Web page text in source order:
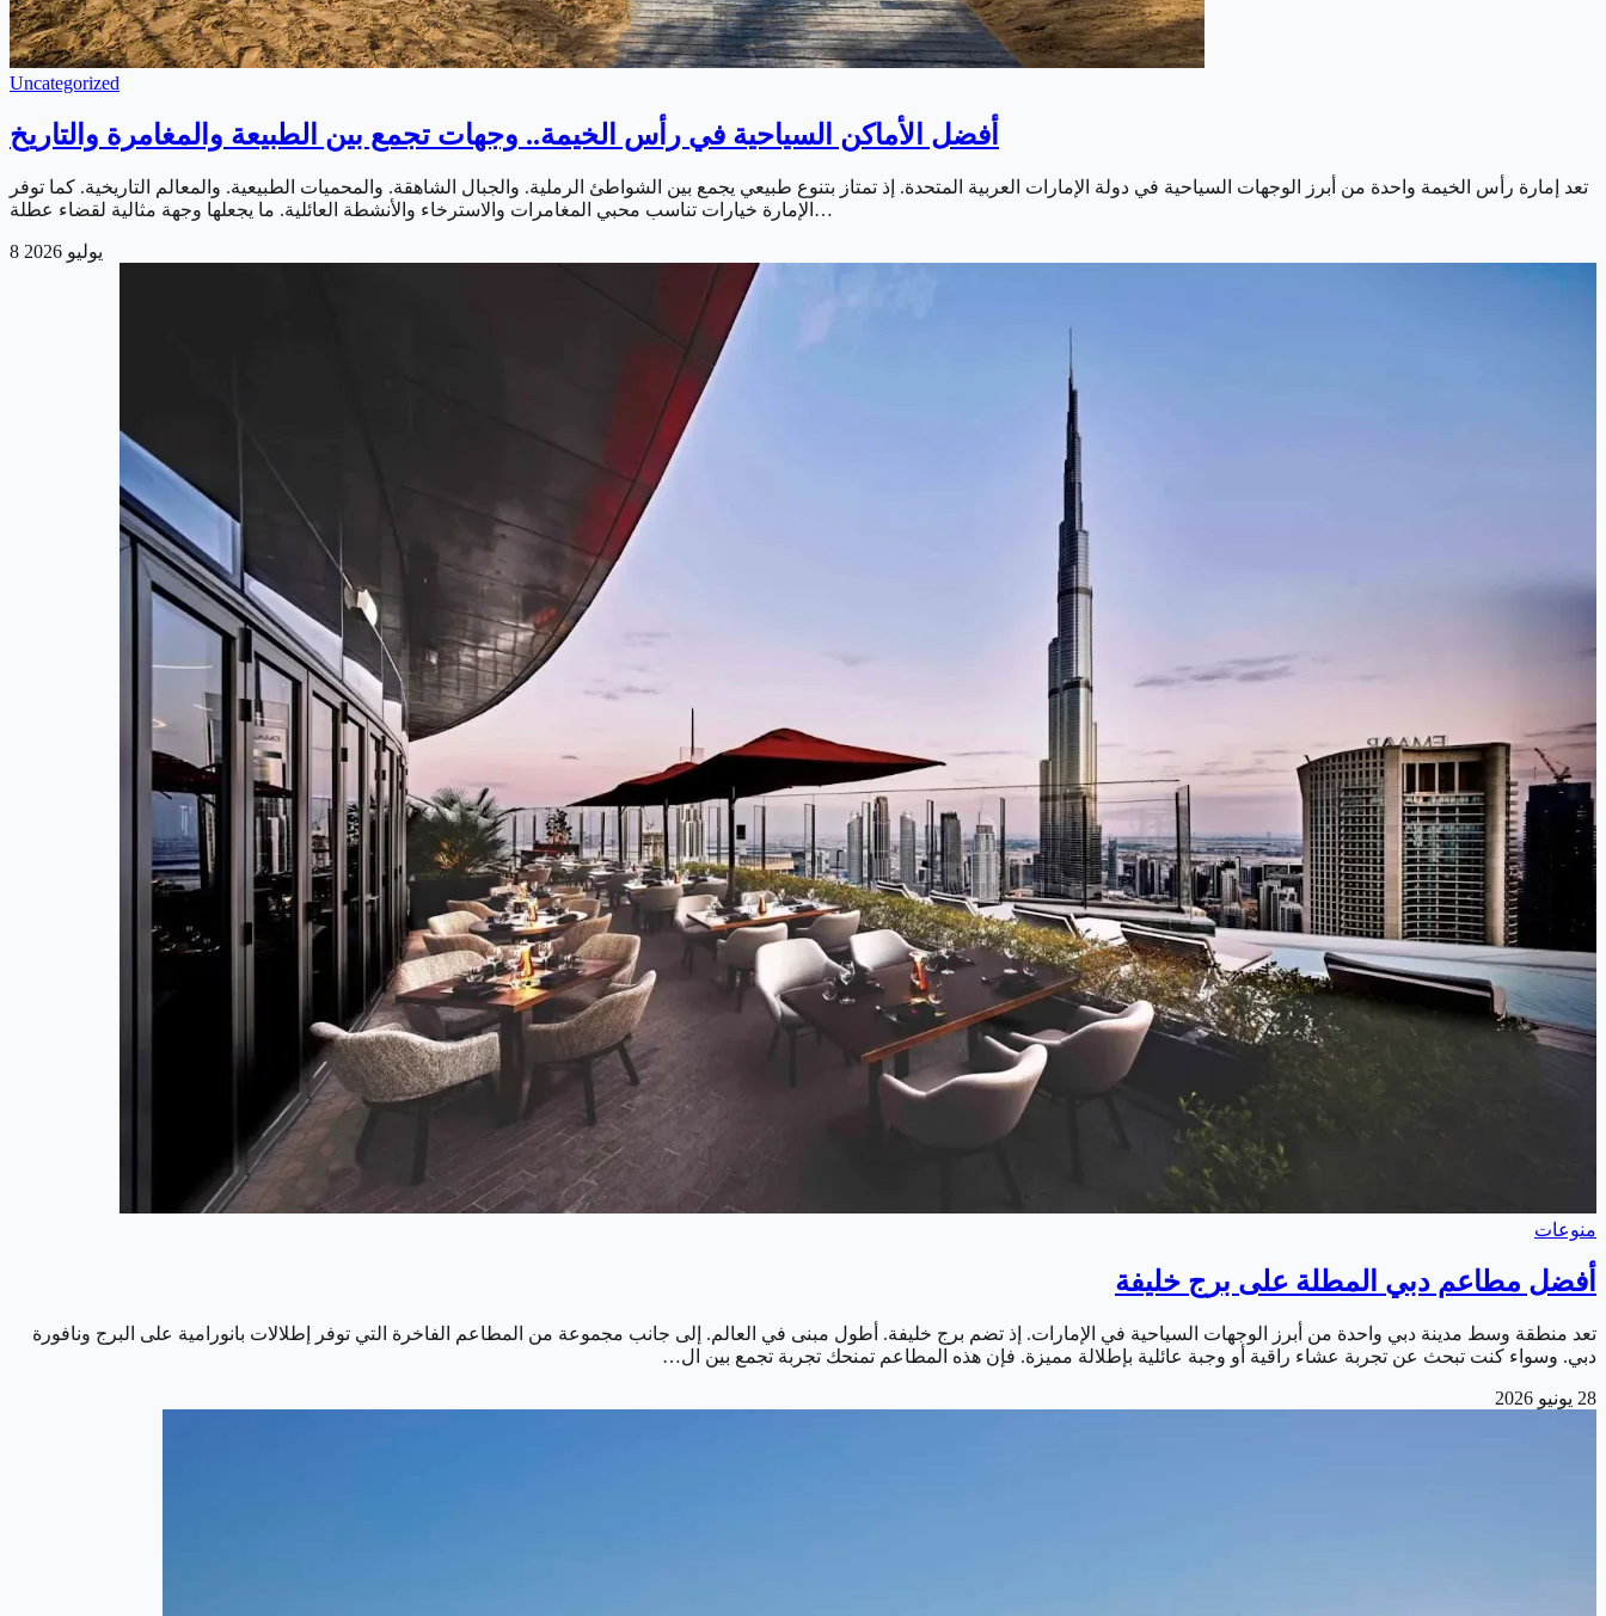
Uncategorized
أفضل الأماكن السياحية في رأس الخيمة.. وجهات تجمع بين الطبيعة والمغامرة والتاريخ
تعد إمارة رأس الخيمة واحدة من أبرز الوجهات السياحية في دولة الإمارات العربية المتحدة. إذ تمتاز بتنوع طبيعي يجمع بين الشواطئ الرملية. والجبال الشاهقة. والمحميات الطبيعية. والمعالم التاريخية. كما توفر
الإمارة خيارات تناسب محبي المغامرات والاسترخاء والأنشطة العائلية. ما يجعلها وجهة مثالية لقضاء عطلة…
8 يوليو 2026
منوعات
أفضل مطاعم دبي المطلة على برج خليفة
تعد منطقة وسط مدينة دبي واحدة من أبرز الوجهات السياحية في الإمارات. إذ تضم برج خليفة. أطول مبنى في العالم. إلى جانب مجموعة من المطاعم الفاخرة التي توفر إطلالات بانورامية على البرج ونافورة
دبي. وسواء كنت تبحث عن تجربة عشاء راقية أو وجبة عائلية بإطلالة مميزة. فإن هذه المطاعم تمنحك تجربة تجمع بين ال…
28 يونيو 2026